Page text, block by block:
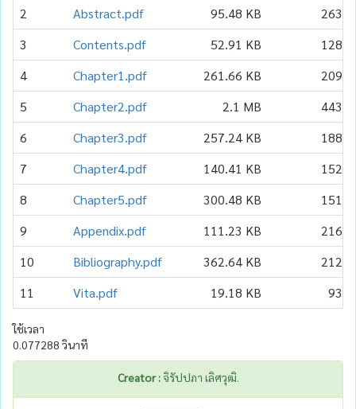
2
Abstract.pdf 95.48 KB 263
3
Contents.pdf 52.91 KB 128
4
Chapter1.pdf 261.66 KB 209
5
Chapter2.pdf 2.1 MB 443
6
Chapter3.pdf 257.24 KB 188
7
Chapter4.pdf 140.41 KB 152
8
Chapter5.pdf 300.48 KB 151
9
Appendix.pdf 111.23 KB 216
10
Bibliography.pdf 362.64 KB 212
11
Vita.pdf 19.18 KB 93
ใช้เวลา
0.077288 วินาที
Creator :จิรัปปภา เลิศวุฒิ.